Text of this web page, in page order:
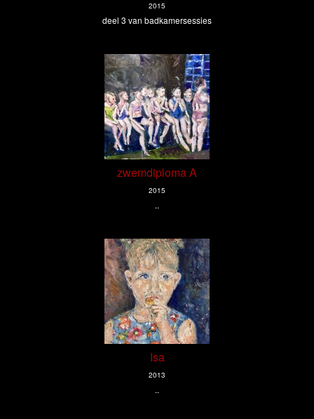
2015
deel 3 van badkamersessies
zwemdiploma A
2015
..
Isa
2013
..